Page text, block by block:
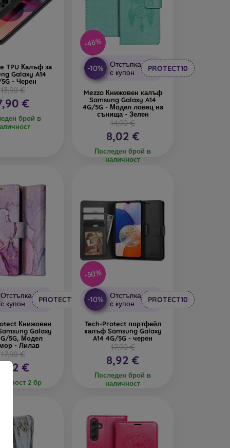
интересен дизайн. Недостатък е, че при
изработват от рециклирани материали, така
днес е много важна.
за телефони, изработени от различни
TPU Калъф за
Galaxy A14
- Черен
13,90 €
€
брой в
-46%
-10%
Отстъпка
с купон
PROTECT10
Mezzo Книжовен калъф
Samsung Galaxy A14
4G/5G - Модел ловец на
сънища - Зелен
14,90 €
8,02 €
Последен брой в
наличност
Отстъпка
с купон
PROTECT10
Книжовен
Galaxy
5G, Модел
- Лилав
17,90 €
8,92 €
2 бр
-50%
-10%
Отстъпка
с купон
PROTECT10
Tech-Protect портфейл
калъф Samsung Galaxy
A14 4G/5G - черен
17,90 €
8,92 €
Последен брой в
наличност